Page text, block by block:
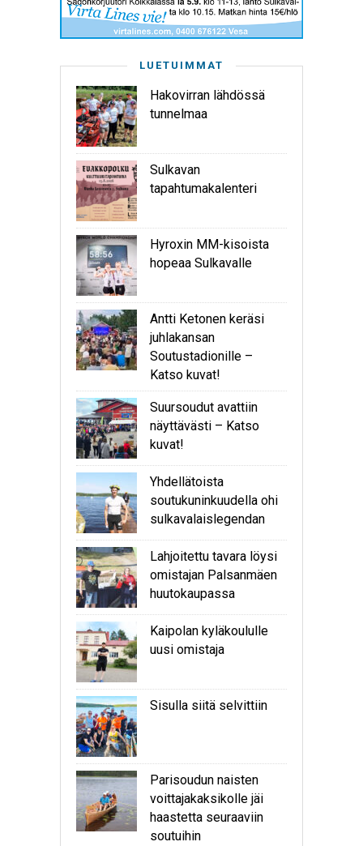
LUETUIMMAT
Hakovirran lähdössä
tunnelmaa
Sulkavan
tapahtumakalenteri
Hyroxin MM-kisoista
hopeaa Sulkavalle
Antti Ketonen keräsi
juhlakansan
Soutustadionille –
Katso kuvat!
Suursoudut avattiin
näyttävästi – Katso
kuvat!
Yhdellätoista
soutukuninkuudella ohi
sulkavalaislegendan
Lahjoitettu tavara löysi
omistajan Palsanmäen
huutokaupassa
Kaipolan kyläkoululle
uusi omistaja
Sisulla siitä selvittiin
Parisoudun naisten
voittajakaksikolle jäi
haastetta seuraaviin
soutuihin